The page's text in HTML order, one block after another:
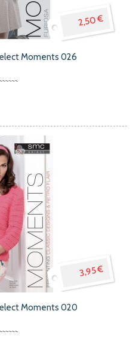
2,50 €
Moments 026
3,95 €
Moments 020